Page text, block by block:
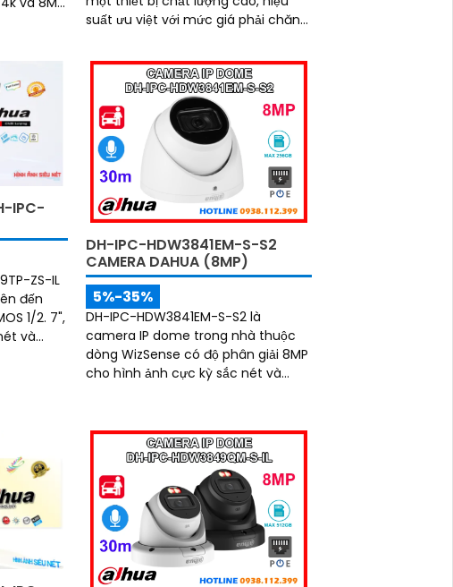
suất ưu việt với mức giá phải chăng.
này mang đến hình ảnh sắc nét,
chất lượng full HD cho việc giám sát
IPC-
ZS-IL
đến
1/2. 7",
và
DH-IPC-HDW3841EM-S-S2
CAMERA DAHUA (8MP)
5%-35%
DH-IPC-HDW3841EM-S-S2 là
camera IP dome trong nhà thuộc
dòng WizSense có độ phân giải 8MP
cho hình ảnh cực kỳ sắc nét và
nhớ 256GB cùng công nghệ POE,
camera mang đến sự tiện lợi tối đa
trong lắp đặt và sử dụng